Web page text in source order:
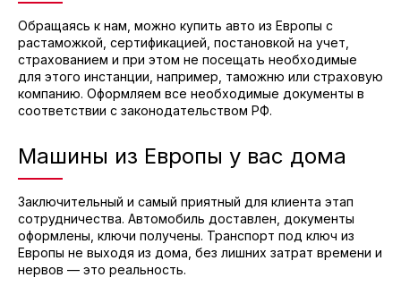
Обращаясь к нам, можно купить авто из Европы с
растаможкой, сертификацией, постановкой на учет,
страхованием и при этом не посещать необходимые
для этого инстанции, например, таможню или страховую
компанию. Оформляем все необходимые документы в
соответствии с законодательством РФ.
Машины из Европы у вас дома
Заключительный и самый приятный для клиента этап
сотрудничества. Автомобиль доставлен, документы
оформлены, ключи получены. Транспорт под ключ из
Европы не выходя из дома, без лишних затрат времени и
нервов — это реальность.